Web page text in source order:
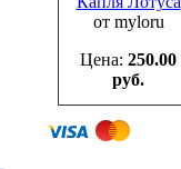
от myloru
Цена: 250.00
руб.